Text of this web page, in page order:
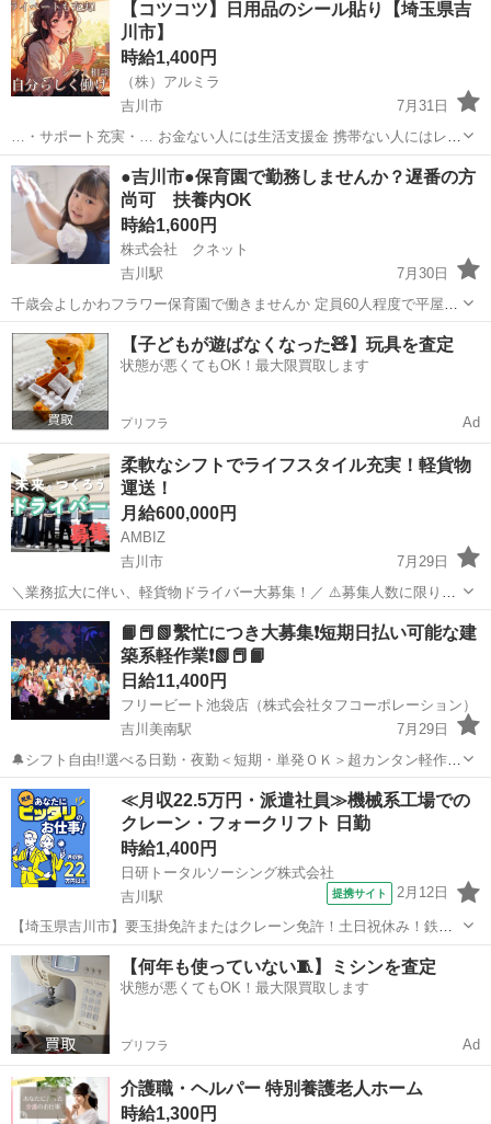
材である鉄パイプの搬入・搬出作業を担当します。クレーンを用いた
資材の吊り上げ、移動、...
【コツコツ】日用品のシール貼り【埼玉県吉
川市】
時給1,400円
（株）アルミラ
吉川市
7月31日
…・サポート充実・… お金ない人には生活支援金 携帯ない人にはレン
タル 住む場所がない方には 即日入寮も相談可能です！ もし、できな
い場合は 宿泊施設代をお渡しします！ ☆…・プ...
埼玉 吉川市 倉庫 時給
●吉川市●保育園で勤務しませんか？遅番の方
尚可 扶養内OK
時給1,600円
株式会社 クネット
吉川駅
7月30日
千歳会よしかわフラワー保育園で働きませんか 定員60人程度で平屋で
ゆったりとした保育園です！ 遅番だけや早番だけなどご勤務可能 7：
00-19：00の間で週3日から 勤務時間は応相談可能です 15:00-18:0...
埼玉 吉川市 吉川駅 保育士 遅番
【子どもが遊ばなくなった🧸】玩具を査定
状態が悪くてもOK！最大限買取します
プリフラ Ad
柔軟なシフトでライフスタイル充実！軽貨物
運送！
月給600,000円
AMBIZ
吉川市
7月29日
＼業務拡大に伴い、軽貨物ドライバー大募集！／ ⚠️募集人数に限りが
ございます⚠️ 【勤務地】 埼玉県吉川市きよみ野 -------------------- 【報
酬】 月収目安28〜60万円 ※稼働日数や担当コ...
埼玉 吉川市 ドライバー 貨物
📙📕📗繫忙につき大募集❗短期日払い可能な建
築系軽作業❗📗📕📙
日給11,400円
フリービート池袋店（株式会社タフコーポレーション）
吉川美南駅
7月29日
🔔シフト自由!!選べる日勤・夜勤＜短期・単発ＯＫ＞超カンタン軽作業
スタッフ🔔 日勤/日給１１４００円（※日給１０９００円/10勤務迄）
夜勤/日給１３５００円 📙めっちゃ簡単な業務内容が魅力！ 📙1日だけ
でも...
埼玉 吉川市 吉川美南駅 建築 給料
≪月収22.5万円・派遣社員≫機械系工場での
クレーン・フォークリフト 日勤
時給1,400円
日研トータルソーシング株式会社
吉川駅
提携サイト 2月12日
【埼玉県吉川市】要玉掛免許またはクレーン免許！土日祝休み！鉄パ
イプの搬入・搬出《お仕事No.4A424-JS》 お仕事について 土木建築資
材である鉄パイプの搬入・搬出作業を担当します。クレーンを用いた
資材の吊り上げ、移動、...
埼玉 吉川市 吉川駅 その他
【何年も使っていない🧵】ミシンを査定
状態が悪くてもOK！最大限買取します
プリフラ Ad
介護職・ヘルパー 特別養護老人ホーム
時給1,300円